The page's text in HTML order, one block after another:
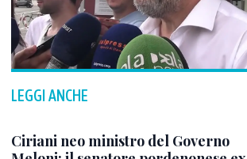
LEGGI ANCHE
Ciriani neo ministro del Governo